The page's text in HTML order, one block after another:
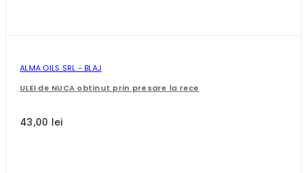
ALMA OILS SRL - BLAJ
ULEI de NUCA obtinut prin presare la rece
43,00 lei